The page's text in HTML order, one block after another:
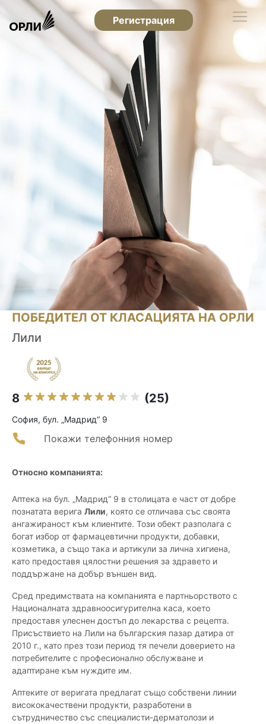
Регистрация
ПОБЕДИТЕЛ ОТ КЛАСАЦИЯТА НА ОРЛИ
Лили
8 (25)
София, бул. „Мадрид“ 9
Покажи телефонния номер
Относно компанията:
Аптека на бул. „Мадрид“ 9 в столицата е част от добре
познатата верига Лили, която се отличава със своята
ангажираност към клиентите. Този обект разполага с
богат избор от фармацевтични продукти, добавки,
козметика, а също така и артикули за лична хигиена,
като предоставя цялостни решения за здравето и
поддържане на добър външен вид.
Сред предимствата на компанията е партньорството с
Националната здравноосигурителна каса, което
предоставя улеснен достъп до лекарства с рецепта.
Присъствието на Лили на българския пазар датира от
2010 г., като през този период тя печели доверието на
потребителите с професионално обслужване и
адаптиране към нуждите им.
Аптеките от веригата предлагат също собствени линии
висококачествени продукти, разработени в
сътрудничество със специалисти-дерматолози и